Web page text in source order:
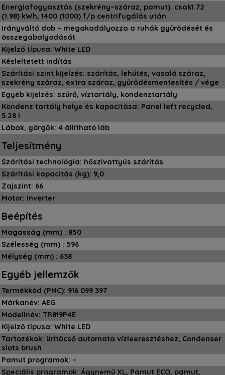
Energiafogyasztás (szekrény–száraz, pamut): csak1.72
(1.98) kWh, 1400 (1000) f/p centrifugálás után
Irányváltó dob – megakadályozza a ruhák gyűrődését és
összegabalyodását
Kijelző típusa: White LED
Késleltetett indítás
Szárítási szint kijelzés: szárítás, lehűtés, vasaló száraz,
szekrény száraz, extra száraz, gyűrődésmentesítés / vége
Egyéb kijelzés: szűrő, víztartály, kondenztartály
Kondenz tartály helye és kapacitása: Panel left recycled,
5.28 l
Lábak, görgők: 4 állítható láb
Teljesítmény
Szárítási technológia: hőszivattyús szárítás
Szárítási kapacitás (kg): 9,0
Zajszint: 66
Motor: inverter
Beépítés
Magasság (mm) : 850
Szélesség (mm) : 596
Mélység (mm) : 638
Egyéb jellemzők
Termékkód (PNC): 916 099 397
Márkanév: AEG
Modellnév: TR819P4E
Kijelző típusa: White LED
Tartozékok: ürítőcső automata vízleeresztéshez, Condenser
slots brush
Pamut programok: –
Speciális programok: Ágynemű XL, Pamut ECO, pamut,